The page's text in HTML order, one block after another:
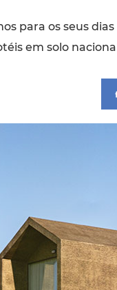
para os seus
em solo